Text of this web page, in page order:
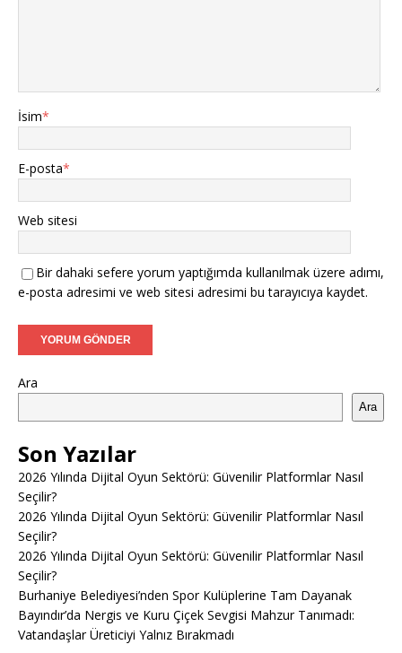
İsim*
E-posta*
Web sitesi
Bir dahaki sefere yorum yaptığımda kullanılmak üzere adımı,
e-posta adresimi ve web sitesi adresimi bu tarayıcıya kaydet.
Ara
Ara
Son Yazılar
2026 Yılında Dijital Oyun Sektörü: Güvenilir Platformlar Nasıl
Seçilir?
2026 Yılında Dijital Oyun Sektörü: Güvenilir Platformlar Nasıl
Seçilir?
2026 Yılında Dijital Oyun Sektörü: Güvenilir Platformlar Nasıl
Seçilir?
Burhaniye Belediyesi’nden Spor Kulüplerine Tam Dayanak
Bayındır’da Nergis ve Kuru Çiçek Sevgisi Mahzur Tanımadı:
Vatandaşlar Üreticiyi Yalnız Bırakmadı